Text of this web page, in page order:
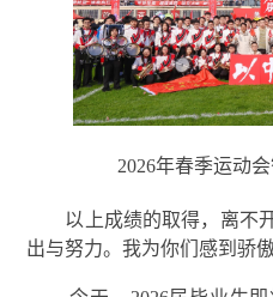
2026年春季运动
以上成绩的取得，离不
出与努力。我为你们感到骄傲